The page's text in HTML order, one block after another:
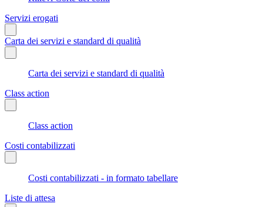
Servizi erogati
Carta dei servizi e standard di qualità
Carta dei servizi e standard di qualità
Class action
Class action
Costi contabilizzati
Costi contabilizzati - in formato tabellare
Liste di attesa